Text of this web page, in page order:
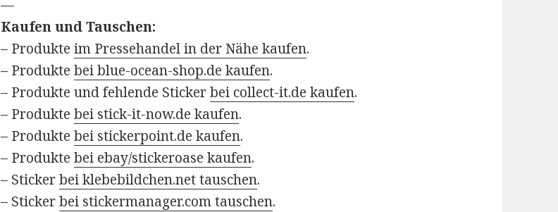
—
Kaufen und Tauschen:
– Produkteim Pressehandel in der Nähe kaufen.
– Produktebei blue-ocean-shop.de kaufen.
– Produkte und fehlende Stickerbei collect-it.de kaufen.
– Produktebei stick-it-now.de kaufen.
– Produktebei stickerpoint.de kaufen.
– Produktebei ebay/stickeroase kaufen.
– Stickerbei klebebildchen.net tauschen.
– Stickerbei stickermanager.com tauschen.